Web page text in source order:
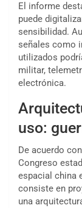
El informe
puede
sensibilidad.
señales como
utilizados
militar,
electrónica.
uso:
De acuerdo
Congreso
espacial china
consiste en
una